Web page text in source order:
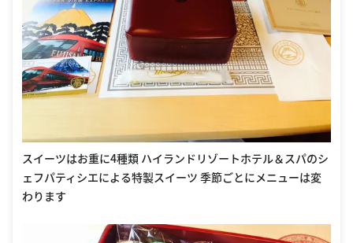
スイーツはお重に4種類 ハイランドリゾートホテル＆スパのシ
ェフパティシエによる特製スイーツ 季節ごとにメニューは変
わります